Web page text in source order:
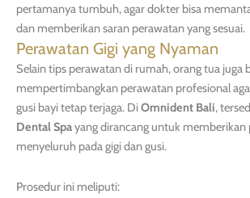
pertamanya tumbuh, agar dokter bisa
dan memberikan saran perawatan yang sesuai.
Perawatan Gigi yang Nyaman
Selain tips perawatan di rumah, orang tua juga
mempertimbangkan perawatan profesional
gusi bayi tetap terjaga. Di Omnident Bali,
Dental Spayang dirancang untuk memberikan
menyeluruh pada gigi dan gusi.
Prosedur ini meliputi: